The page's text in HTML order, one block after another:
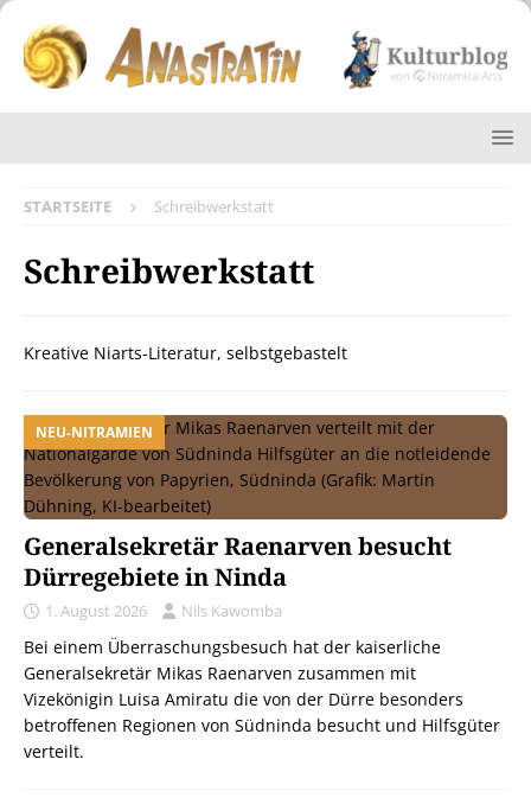
STARTSEITE Schreibwerkstatt
Schreibwerkstatt
Kreative Niarts-Literatur, selbstgebastelt
NEU-NITRAMIEN
Generalsekretär Raenarven besucht
Dürregebiete in Ninda
1. August 2026 Nils Kawomba
Bei einem Überraschungsbesuch hat der kaiserliche
Generalsekretär Mikas Raenarven zusammen mit
Vizekönigin Luisa Amiratu die von der Dürre besonders
betroffenen Regionen von Südninda besucht und Hilfsgüter
verteilt.